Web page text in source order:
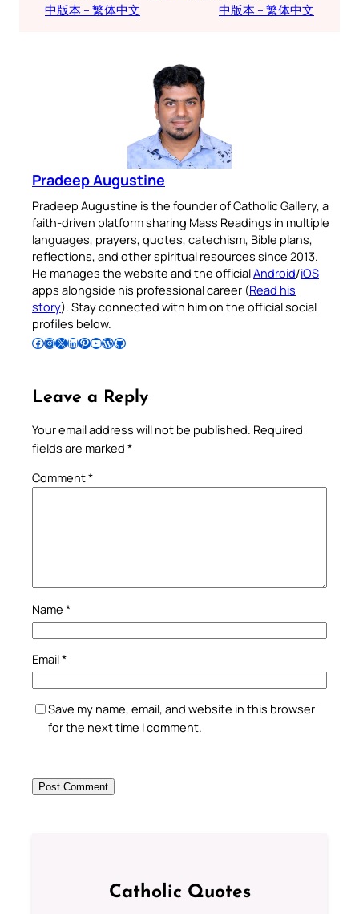
中版本 – 繁体中文
中版本 – 繁体中文
Pradeep Augustine
Pradeep Augustine is the founder of Catholic Gallery, a
faith-driven platform sharing Mass Readings in multiple
languages, prayers, quotes, catechism, Bible plans,
reflections, and other spiritual resources since 2013.
He manages the website and the officialAndroid/iOS
apps alongside his professional career (Read his
story). Stay connected with him on the official social
profiles below.
Follow Pradeep on Facebook Follow Pradeep on InstagramFollow Pradeep on X Follow Pradeep on LinkedIn Follow Pradeep on Pinterest Subscribe to Pradeep’s Youtube Channel Follow Pradeep on WordPress Follow Pradeep on GitHub
Leave a Reply
Your email address will not be published. Required
fields are marked *
Comment*
Name *
Email*
Save my name, email, and website in this browser
for the next time I comment.
Catholic Quotes